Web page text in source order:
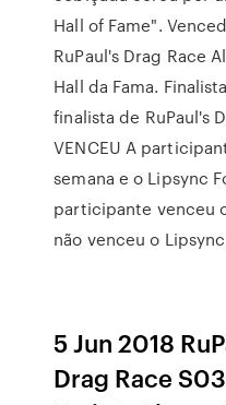
Hall of Fame".
RuPaul's Drag Race
Hall da Fama.
finalista de RuPaul's
VENCEU A
semana e o Lipsync
participante venceu
não venceu o
5 Jun 2018
Drag Race